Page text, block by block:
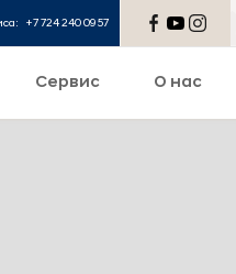
+7 724 240 09 57
Сервис О нас